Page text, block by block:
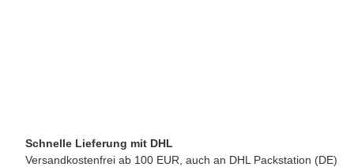
Schnelle Lieferung mit DHL
Versandkostenfrei ab 100 EUR, auch an DHL Packstation (DE)